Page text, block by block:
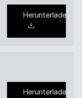
Herunterladen
Herunterladen